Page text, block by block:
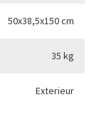
50x38,5x150 cm
35 kg
Exterieur